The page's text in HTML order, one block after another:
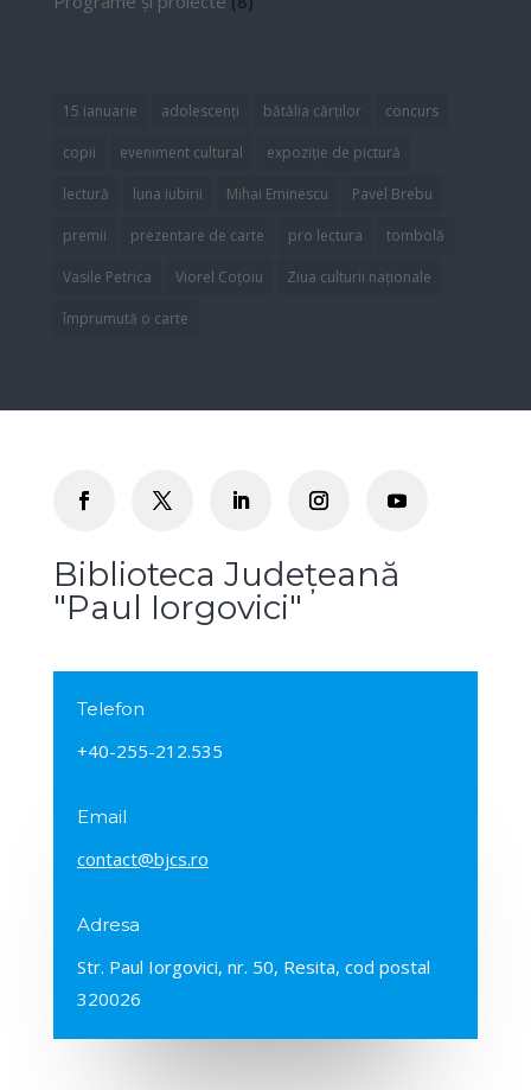
15 ianuarie adolescenți bătălia cărților concurs
copii eveniment cultural expoziție de pictură
lectură luna iubirii Mihai Eminescu Pavel Brebu
premii prezentare de carte pro lectura tombolă
Vasile Petrica Viorel Coțoiu Ziua culturii naționale
împrumută o carte
Biblioteca Județeană
"Paul Iorgovici"
Telefon
+40-255-212.535
Email
contact@bjcs.ro
Adresa
Str. Paul Iorgovici, nr. 50, Resita, cod postal
320026